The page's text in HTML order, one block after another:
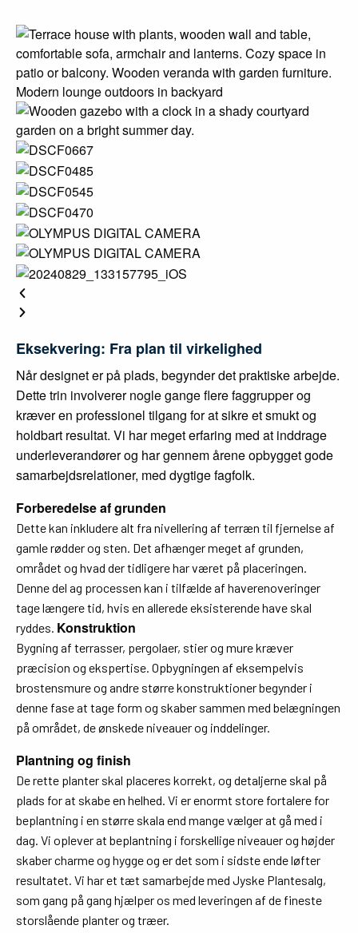
Eksekvering: Fra plan til virkelighed
Når designet er på plads, begynder det praktiske arbejde.
Dette trin involverer nogle gange flere faggrupper og
kræver en professionel tilgang for at sikre et smukt og
holdbart resultat. Vi har meget erfaring med at inddrage
underleverandører og har gennem årene opbygget gode
samarbejdsrelationer, med dygtige fagfolk.
Forberedelse af grunden
Dette kan inkludere alt fra nivellering af terræn til fjernelse af
gamle rødder og sten. Det afhænger meget af grunden,
området og hvad der tidligere har været på placeringen.
Denne del ag processen kan i tilfælde af haverenoveringer
tage længere tid, hvis en allerede eksisterende have skal
ryddes. Konstruktion
Bygning af terrasser, pergolaer, stier og mure kræver
præcision og ekspertise. Opbygningen af eksempelvis
brostensmure og andre større konstruktioner begynder i
denne fase at tage form og skaber sammen med belægningen
på området, de ønskede niveauer og inddelinger.
Plantning og finish
De rette planter skal placeres korrekt, og detaljerne skal på
plads for at skabe en helhed. Vi er enormt store fortalere for
beplantning i en større skala end mange vælger at gå med i
dag. Vi oplever at beplantning i forskellige niveauer og højder
skaber charme og hygge og er det som i sidste ende løfter
resultatet. Vi har et tæt samarbejde med Jyske Plantesalg,
som gang på gang hjælper os med leveringen af de fineste
storslående planter og træer.